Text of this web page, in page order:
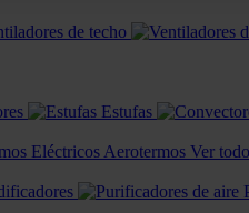
de techo
Estufas
Eléctricos Aerotermos Ver